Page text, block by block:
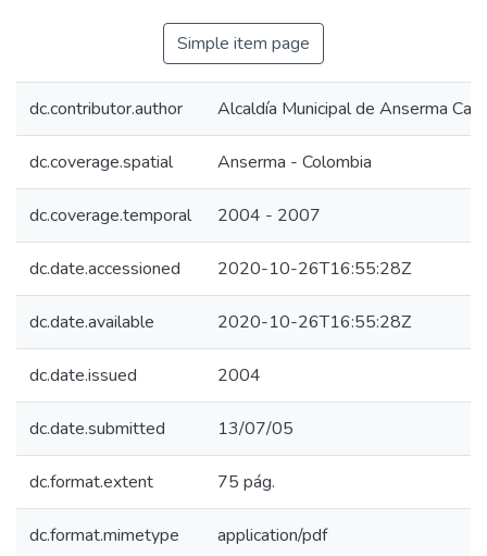
Simple item page
dc.contributor.author Alcaldía Municipal de Anserma
dc.coverage.spatial Anserma - Colombia
dc.coverage.temporal 2004 - 2007
dc.date.accessioned 2020-10-26T16:55:28Z
dc.date.available 2020-10-26T16:55:28Z
dc.date.issued 2004
dc.date.submitted 13/07/05
dc.format.extent 75 pág.
dc.format.mimetype application/pdf